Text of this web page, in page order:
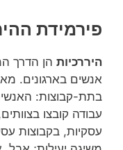
פירמידת
היררכיות הן הדרך
אנשים בארגונים.
בתת-קבוצות:
עבודה קובצו
עסקיות, בקבוצות